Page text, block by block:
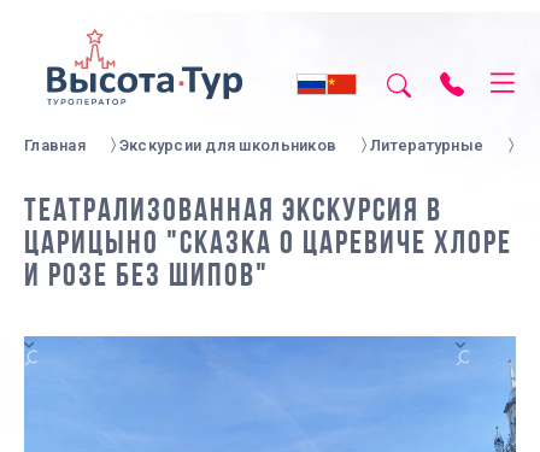
Главная Экскурсии для школьников Литературные
ТЕАТРАЛИЗОВАННАЯ ЭКСКУРСИЯ В
ЦАРИЦЫНО "СКАЗКА О ЦАРЕВИЧЕ ХЛОРЕ
И РОЗЕ БЕЗ ШИПОВ"